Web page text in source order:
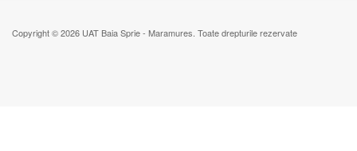
Copyright © 2026 UAT Baia Sprie - Maramures. Toate drepturile rezervate